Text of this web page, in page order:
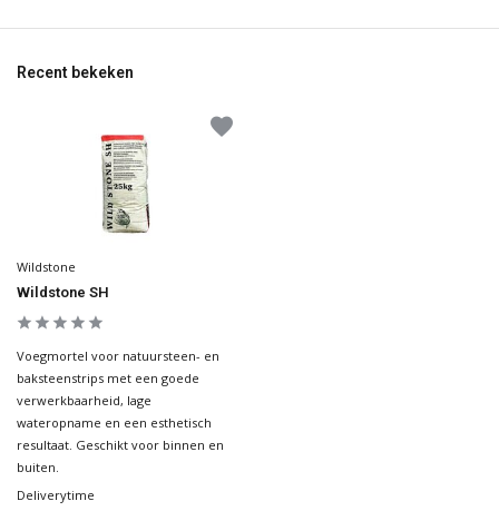
Recent bekeken
Wildstone
Wildstone SH
Voegmortel voor natuursteen- en
baksteenstrips met een goede
verwerkbaarheid, lage
wateropname en een esthetisch
resultaat. Geschikt voor binnen en
buiten.
Deliverytime